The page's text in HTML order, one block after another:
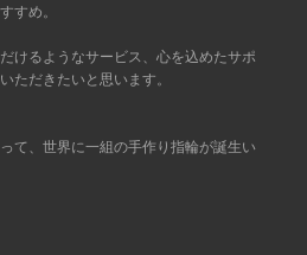
すめ。
けるようなサービス、心を込めたサポ
ただきたいと思います。
て、世界に一組の手作り指輪が誕生い